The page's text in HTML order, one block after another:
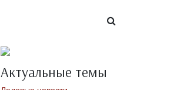
Актуальные темы